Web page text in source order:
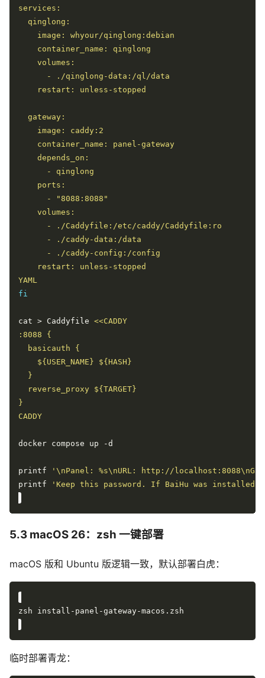
YAML
fi
cat > Caddyfile
CADDY
printf
'\nPanel: %s\nURL: http://
printf
'Keep this password. If BaiHu was
5.3 macOS 26：zsh 一键部署
macOS 版和 Ubuntu 版逻辑一致，默认部署白虎：
临时部署青龙：